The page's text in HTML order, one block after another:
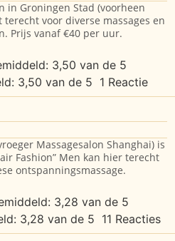
in Groningen Stad (voorheen
voor diverse massages en
Prijs vanaf €40 per uur.
1 Reactie
Massagesalon Shanghai) is
Fashion” Men kan hier terecht
ontspanningsmassage.
11 Reacties